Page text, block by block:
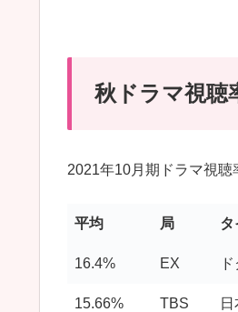
秋ドラマ視聴
2021年10月期ドラマ視聴
平均 局 タ
16.4% EX
15.66% TBS